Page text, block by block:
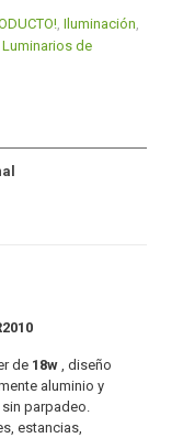
Iluminación
Luminarios de
de 18w , diseño
aluminio y
parpadeo.
estancias,